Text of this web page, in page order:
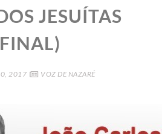
JESUÍTAS
2017 VOZ DE NAZARÉ